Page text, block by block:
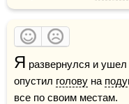
Я развернулся и
опустил голову на
все по своим местам.